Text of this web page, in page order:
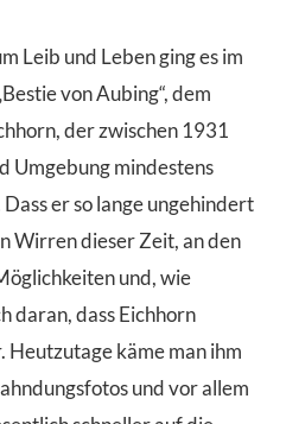
Leib und Leben ging es im
von Aubing“, dem
der zwischen 1931
Umgebung mindestens
er so lange ungehindert
Wirren dieser Zeit, an den
und, wie
daran, dass Eichhorn
käme man ihm
und vor allem